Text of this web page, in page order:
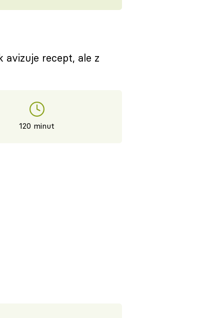
avizuje recept, ale z
120 minut